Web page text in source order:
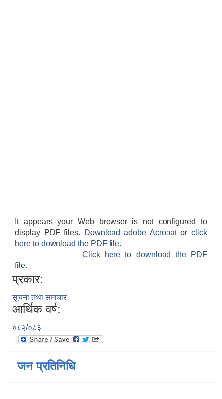
It appears your Web browser is not configured to
display PDF files.
Download adobe Acrobatorclick
here to download the PDF file.
Click here to download the PDF
file.
प्रकार:
सूचना तथा समाचार
आर्थिक वर्ष:
०८२/०८३
जन प्रतिनिधि